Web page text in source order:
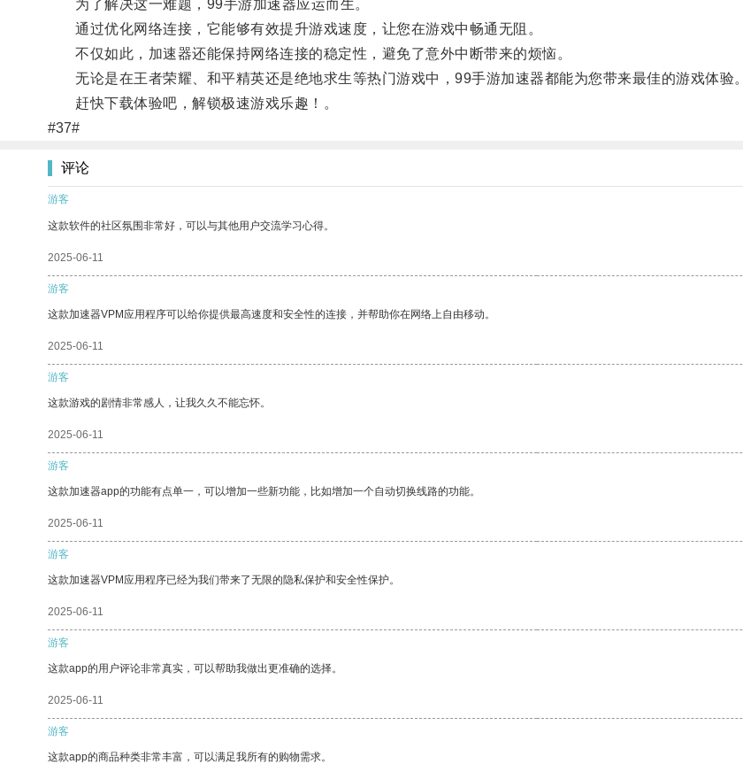
为了解决这一难题，99手游加速器应运而生。
通过优化网络连接，它能够有效提升游戏速度，让您在游戏中畅通无阻。
不仅如此，加速器还能保持网络连接的稳定性，避免了意外中断带来的烦恼。
无论是在王者荣耀、和平精英还是绝地求生等热门游戏中，99手游加速器都能为您带来最佳的游戏体验。
赶快下载体验吧，解锁极速游戏乐趣！。
#37#
评论
游客
这款软件的社区氛围非常好，可以与其他用户交流学习心得。
2025-06-11
游客
这款加速器VPM应用程序可以给你提供最高速度和安全性的连接，并帮助你在网络上自由移动。
2025-06-11
游客
这款游戏的剧情非常感人，让我久久不能忘怀。
2025-06-11
游客
这款加速器app的功能有点单一，可以增加一些新功能，比如增加一个自动切换线路的功能。
2025-06-11
游客
这款加速器VPM应用程序已经为我们带来了无限的隐私保护和安全性保护。
2025-06-11
游客
这款app的用户评论非常真实，可以帮助我做出更准确的选择。
2025-06-11
游客
这款app的商品种类非常丰富，可以满足我所有的购物需求。